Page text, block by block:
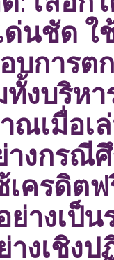
ด่นชัด ใ
บการต
ทั้งบริหา
ณเมื่อเ
างกรณี
เครดิต
ย่างเป็น
างเชิงป